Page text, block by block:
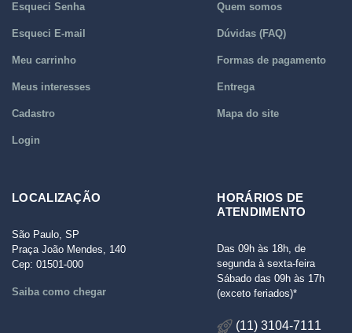
Esqueci Senha
Esqueci E-mail
Meu carrinho
Meus interesses
Cadastro
Login
Quem somos
Dúvidas (FAQ)
Formas de pagamento
Entrega
Mapa do site
LOCALIZAÇÃO
São Paulo, SP
Praça João Mendes, 140
Cep: 01501-000
Saiba como chegar
HORÁRIOS DE
ATENDIMENTO
Das 09h às 18h, de
segunda à sexta-feira
Sábado das 09h às 17h
(exceto feriados)*
(11) 3104-7111